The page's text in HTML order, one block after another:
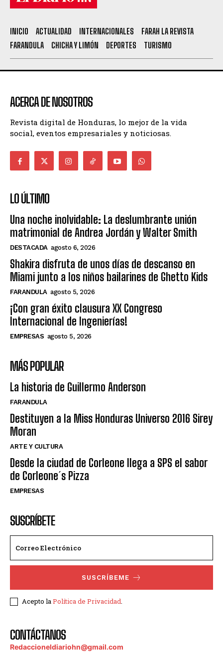
INICIO ACTUALIDAD INTERNACIONALES
FARAH LA REVISTA
FARANDULA
CHICHA Y LIMÓN DEPORTES TURISMO
ACERCA DE NOSOTROS
Revista digital de Honduras, lo mejor de la vida
social, eventos empresariales y noticiosas.
LO ÚLTIMO
Una noche inolvidable: La deslumbrante unión
matrimonial de Andrea Jordán y Walter Smith
DESTACADA agosto 6, 2026
Shakira disfruta de unos días de descanso en
Miami junto a los niños bailarines de Ghetto Kids
FARANDULA agosto 5, 2026
¡Con gran éxito clausura XX Congreso
Internacional de Ingenierías!
EMPRESAS agosto 5, 2026
MÁS POPULAR
La historia de Guillermo Anderson
FARANDULA
Destituyen a la Miss Honduras Universo 2016 Sirey
Moran
ARTE Y CULTURA
Desde la ciudad de Corleone llega a SPS el sabor
de Corleone´s Pizza
EMPRESAS
SUSCRÍBETE
SUSCRÍBEME
Acepto laPolítica de Privacidad.
CONTÁCTANOS
Redaccioneldiariohn@gmail.com